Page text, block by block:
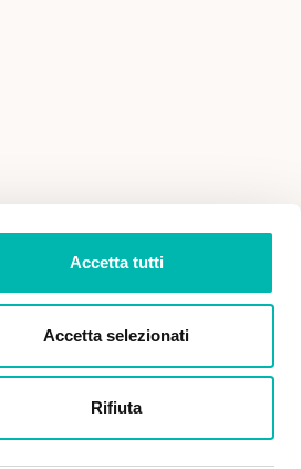
Accetta tutti
Accetta selezionati
Rifiuta